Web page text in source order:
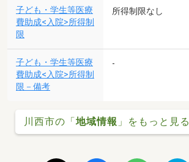
子ども・学生等医療
費助成<入院>所得制
限
所得制限なし
子ども・学生等医療
費助成<入院>所得制
限－備考
-
川西市の「地域情報 」をもっと見る